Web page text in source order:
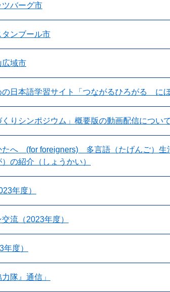
バーグ市
ンブール市
域市
日本語学習サイト「つながるひろがる に
くりシンポジウム」概要版の動画配信について
たへ (for foreigners) 多言語（たげんご）生
の紹介（しょうかい）
年度）
流（2023年度）
度）
隊』通信」